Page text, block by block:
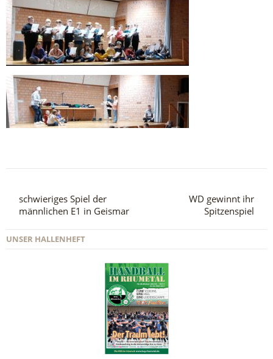
schwieriges Spiel der
männlichen E1 in Geismar
WD gewinnt ihr
Spitzenspiel
UNSER HALLENHEFT